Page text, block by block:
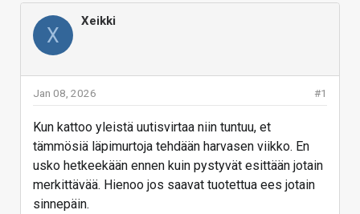
X
Xeikki
#1
Jan 08, 2026
Kun kattoo yleistä uutisvirtaa niin tuntuu, et
tämmösiä läpimurtoja tehdään harvasen viikko. En
usko hetkeekään ennen kuin pystyvät esittään jotain
merkittävää. Hienoo jos saavat tuotettua ees jotain
sinnepäin.